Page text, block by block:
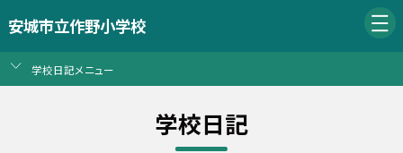
安城市立作野小学校
学校日記メニュー
学校日記